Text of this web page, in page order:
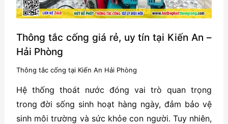
–
Hải
Phòng
Thông tắc cống giá rẻ, uy tín tại Kiến An –
Hải Phòng
Thông tắc cống tại Kiến An Hải Phòng
Hệ thống thoát nước đóng vai trò quan trọng
trong đời sống sinh hoạt hàng ngày, đảm bảo vệ
sinh môi trường và sức khỏe con người. Tuy nhiên,